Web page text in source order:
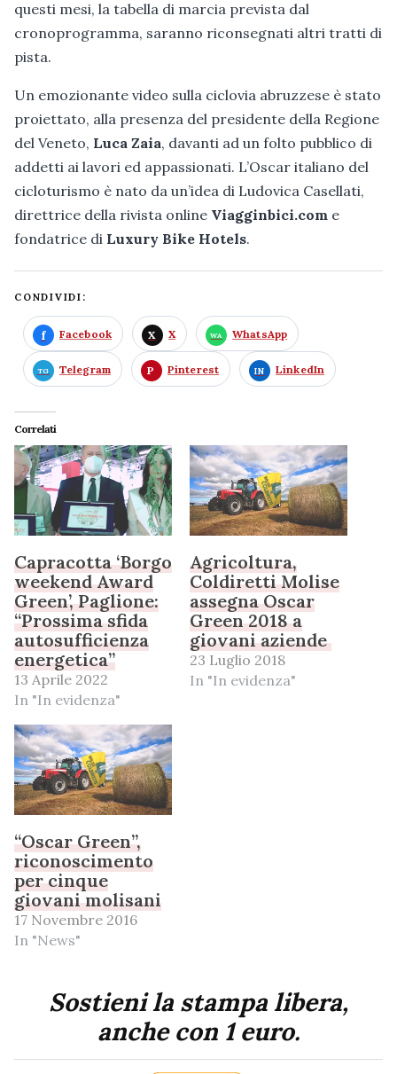
questi mesi, la tabella di marcia prevista dal
cronoprogramma, saranno riconsegnati altri tratti di
pista.
Un emozionante video sulla ciclovia abruzzese è stato
proiettato, alla presenza del presidente della Regione
del Veneto, Luca Zaia, davanti ad un folto pubblico di
addetti ai lavori ed appassionati. L’Oscar italiano del
cicloturismo è nato da un’idea di Ludovica Casellati,
direttrice della rivista online Viagginbici.com e
fondatrice di Luxury Bike Hotels.
CONDIVIDI:
Facebook X WhatsApp
Telegram Pinterest LinkedIn
Correlati
Capracotta ‘Borgo
weekend Award
Green’, Paglione:
“Prossima sfida
autosufficienza
energetica”
13 Aprile 2022
In "In evidenza"
Agricoltura,
Coldiretti Molise
assegna Oscar
Green 2018 a
giovani aziende
23 Luglio 2018
In "In evidenza"
“Oscar Green”,
riconoscimento
per cinque
giovani molisani
17 Novembre 2016
In "News"
Sostieni la stampa libera,
anche con 1 euro.